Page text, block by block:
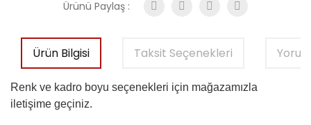
Ürünü Paylaş :
Ürün Bilgisi Taksit Seçenekleri
Renk ve kadro boyu seçenekleri için mağazamızla
iletişime geçiniz.